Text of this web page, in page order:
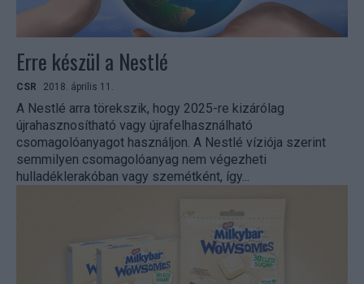
Erre készül a Nestlé
CSR 2018. április 11.
A Nestlé arra törekszik, hogy 2025-re kizárólag
újrahasznosítható vagy újrafelhasználható
csomagolóanyagot használjon. A Nestlé víziója szerint
semmilyen csomagolóanyag nem végezheti
hulladéklerakóban vagy szemétként, így...